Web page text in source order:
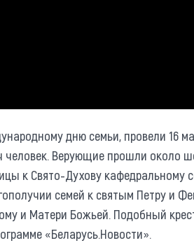
дню семьи, провели 16
человек. Верующие прошли около
к Свято-Духову кафедральному
семей к святым Петру и
и Матери Божьей. Подобный
«Беларусь.Новости».